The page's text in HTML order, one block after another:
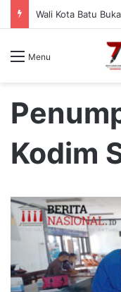
Menu
Kodim